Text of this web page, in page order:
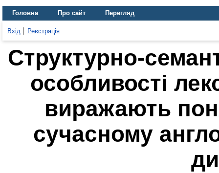
Головна Про сайт Перегляд
Вхід Реєстрація
Структурно-
особливості
виражають
сучасному